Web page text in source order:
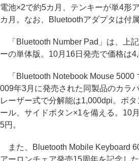
電池×2で約5カ月、テンキーが単4形
カ月。なお、Bluetoothアダプタは付属
「Bluetooth Number Pad」は、上
ーの単体版。10月16日発売で価格は
「Bluetooth Notebook Mouse 5000
009年3月に発売された同製品のカラ
レーザー式で分解能は1,000dpi。ボ
ール、サイドボタン×1を備える。10
5円。
また、Bluetooth Mobile Keyboard
アーロンチェア発売15周年を記念し